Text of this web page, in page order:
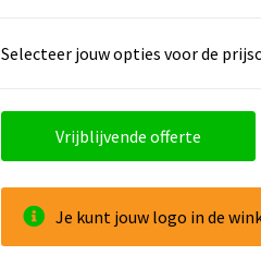
Selecteer jouw opties voor de
Vrijblijvende offerte
Je kunt jouw logo in de